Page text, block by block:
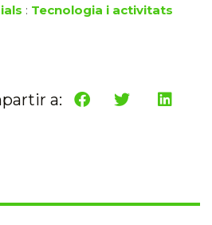
: Tecnologia i activitats
a: